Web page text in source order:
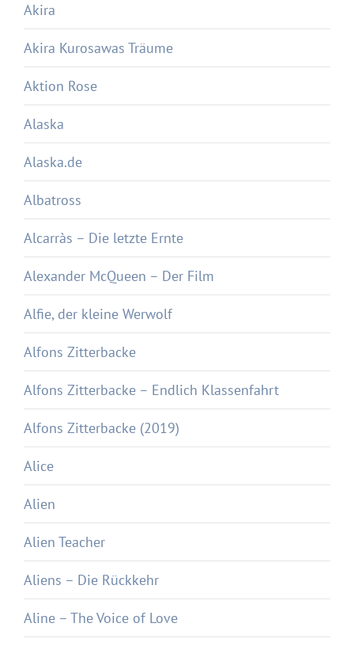
Akira
Akira Kurosawas Träume
Aktion Rose
Alaska
Alaska.de
Albatross
Alcarràs – Die letzte Ernte
Alexander McQueen – Der Film
Alfie, der kleine Werwolf
Alfons Zitterbacke
Alfons Zitterbacke – Endlich Klassenfahrt
Alfons Zitterbacke (2019)
Alice
Alien
Alien Teacher
Aliens – Die Rückkehr
Aline – The Voice of Love